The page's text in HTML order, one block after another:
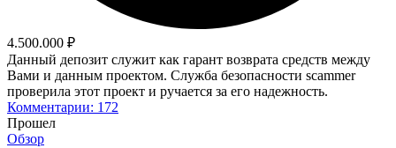
4.500.000 ₽
Данный депозит служит как гарант возврата средств между
Вами и данным проектом. Служба безопасности scammer
проверила этот проект и ручается за его надежность.
Комментарии: 172
Прошел
Обзор